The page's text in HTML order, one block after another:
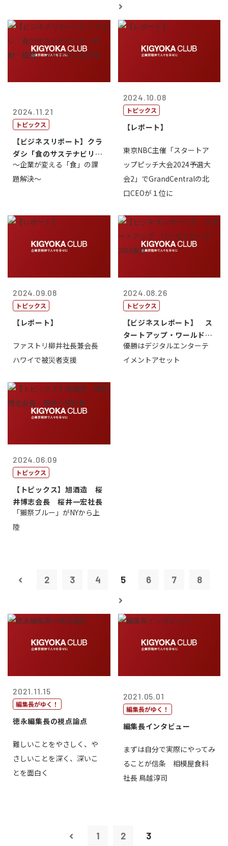
2024.11.21
トピックス
【ビジネスリポート】クラ
ダシ「食のサステナビリテ
ィ共創・協働...
～企業が変える「食」の課
題解決～
2024.10.08
トピックス
【レポート】
東京NBC主催「スタートア
ップピッチ大会2024予選大
会2」でGrandCentralの北
口CEOが１位に
2024.09.08
トピックス
【レポート】
ファストリ柳井社長兼会長
ハワイで被災者支援
2024.08.26
トピックス
【ビジネスレポート】 ス
タートアップ・ワールドカ
ップ2024...
優勝はデジタルエンターテ
イメントアセット
2024.06.09
トピックス
【トピックス】旭酒造 桜
井博志会長 桜井一宏社長
「獺祭ブルー」がNYから上
陸
2 3 4 5 6 7 8
2021.11.15
編集長がゆく！
徳永編集長の視点論点
難しいことをやさしく、や
さしいことを深く、深いこ
とを面白く
2021.05.01
編集長がゆく！
編集長インタビュー
まずは自分で実際にやってみ
ることが信条 相模屋食料
社長 鳥越淳司
1 2 3